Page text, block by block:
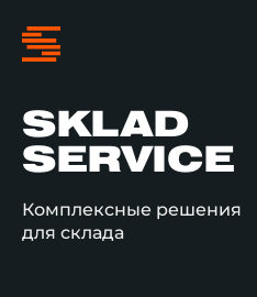
SKLAD
SERVICE
Комплексные решения
для склада